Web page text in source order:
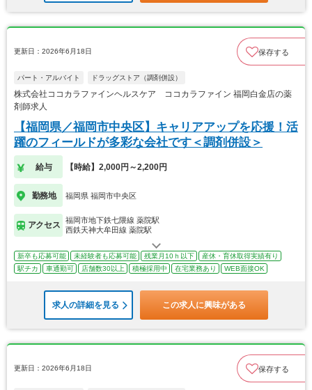
更新日：2026年6月18日 保存する
パート・アルバイト ドラッグストア（調剤併設）
株式会社ココカラファインヘルスケア ココカラファイン 福岡白金店の薬
剤師求人
【福岡県／福岡市中央区】キャリアアップを応援！活
躍のフィールドが多彩な会社です＜調剤併設＞
給与 【時給】2,000円～2,200円
勤務地 福岡県 福岡市中央区
アクセス
福岡市地下鉄七隈線 薬院駅
西鉄天神大牟田線 薬院駅
新卒も応募可能 未経験者も応募可能 残業月10ｈ以下
産休・育休取得実績有り
駅チカ
車通勤可 店舗数30以上 積極採用中 在宅業務あり WEB面接OK
求人の詳細を見る この求人に興味がある
更新日：2026年6月18日 保存する